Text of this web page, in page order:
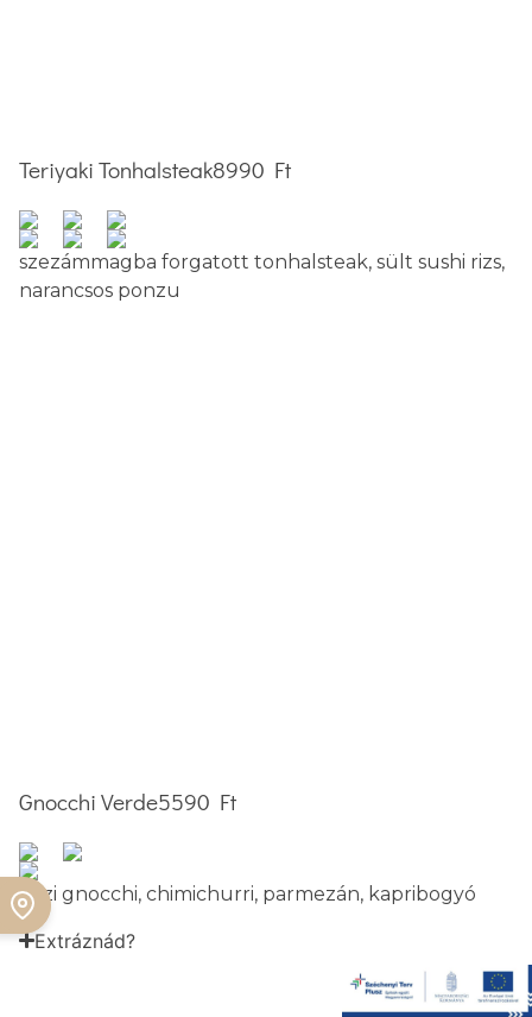
Teriyaki Tonhalsteak8990 Ft
szezámmagba forgatott tonhalsteak, sült sushi rizs,
narancsos ponzu
Gnocchi Verde5590 Ft
házi gnocchi, chimichurri, parmezán, kapribogyó
Extráznád?
Foglalj asztalt!